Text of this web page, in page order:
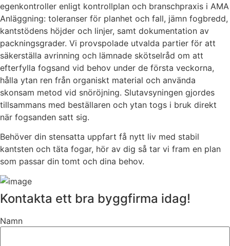
egenkontroller enligt kontrollplan och branschpraxis i AMA
Anläggning: toleranser för planhet och fall, jämn fogbredd,
kantstödens höjder och linjer, samt dokumentation av
packningsgrader. Vi provspolade utvalda partier för att
säkerställa avrinning och lämnade skötselråd om att
efterfylla fogsand vid behov under de första veckorna,
hålla ytan ren från organiskt material och använda
skonsam metod vid snöröjning. Slutavsyningen gjordes
tillsammans med beställaren och ytan togs i bruk direkt
när fogsanden satt sig.
Behöver din stensatta uppfart få nytt liv med stabil
kantsten och täta fogar, hör av dig så tar vi fram en plan
som passar din tomt och dina behov.
Kontakta ett bra byggfirma idag!
Namn